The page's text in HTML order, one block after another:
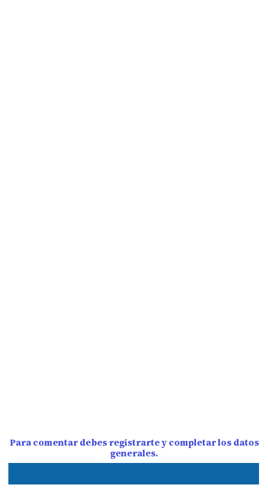
Para comentar debes registrarte y completar los datos
generales.